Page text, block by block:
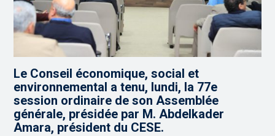
Le Conseil économique, social et
environnemental a tenu, lundi, la 77e
session ordinaire de son Assemblée
générale, présidée par M. Abdelkader
Amara, président du CESE.